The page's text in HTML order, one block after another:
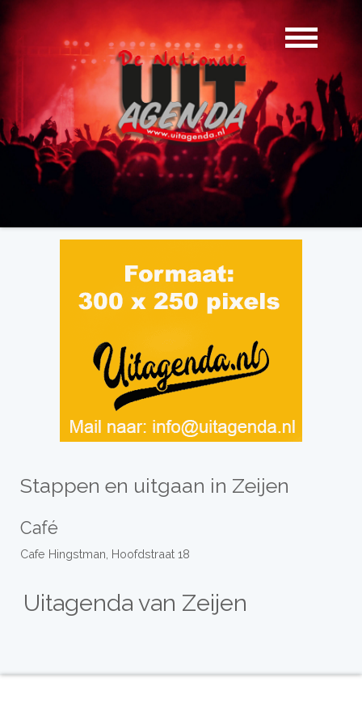
Stappen en uitgaan in Zeijen
Café
Cafe Hingstman, Hoofdstraat 18
Uitagenda van Zeijen